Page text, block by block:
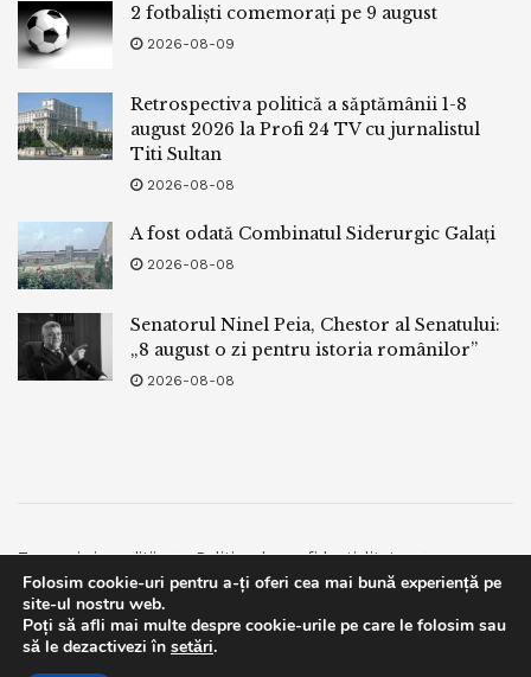
2 fotbaliști comemorați pe 9 august
2026-08-09
Retrospectiva politică a săptămânii 1-8
august 2026 la Profi 24 TV cu jurnalistul
Titi Sultan
2026-08-08
A fost odată Combinatul Siderurgic Galați
2026-08-08
Senatorul Ninel Peia, Chestor al Senatului:
„8 august o zi pentru istoria românilor”
2026-08-08
Termeni si conditii
Politica de confidentialitate
Facebook
Contact
© 2019bpnews- Business & Politics Newsbpnews.
Folosim cookie-uri pentru a-ți oferi cea mai bună experiență pe
site-ul nostru web.
Poți să afli mai multe despre cookie-urile pe care le folosim sau
să le dezactivezi în setări.
This website uses GDPR cookies. By continuing to use this
website you are giving consent to cookies being used. Visit our